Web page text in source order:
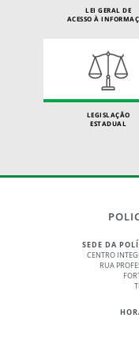
LEI GERAL DE
ACESSO À
LEGISLAÇÃO
ESTADUAL
SEDE DA
CENTRO
RUA